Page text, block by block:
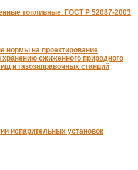
топливные. ГОСТ Р 52087-2003
нормы на проектирование
хранению сжиженного природного
и газозаправочных станций
испарительных установок